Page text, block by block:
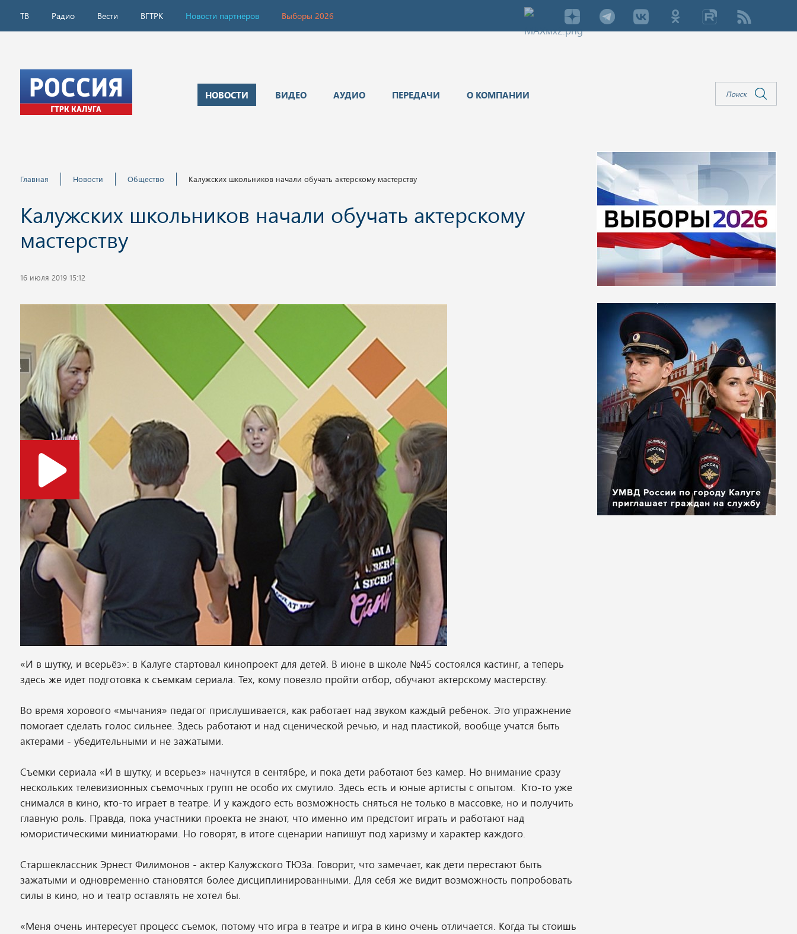
ТВ Радио Вести ВГТРК Новости партнёров Выборы 2026
НОВОСТИ ВИДЕО АУДИО ПЕРЕДАЧИ О КОМПАНИИ
Главная Новости Общество Калужских школьников начали обучать актерскому мастерству
Калужских школьников начали обучать актерскому
мастерству
16 июля 2019 15:12
«И в шутку, и всерьёз»: в Калуге стартовал кинопроект для детей. В июне в школе №45 состоялся кастинг, а теперь
здесь же идет подготовка к съемкам сериала. Тех, кому повезло пройти отбор, обучают актерскому мастерству.
Во время хорового «мычания» педагог прислушивается, как работает над звуком каждый ребенок. Это упражнение
помогает сделать голос сильнее. Здесь работают и над сценической речью, и над пластикой, вообще учатся быть
актерами - убедительными и не зажатыми.
Съемки сериала «И в шутку, и всерьез» начнутся в сентябре, и пока дети работают без камер. Но внимание сразу
нескольких телевизионных съемочных групп не особо их смутило. Здесь есть и юные артисты с опытом. Кто-то уже
снимался в кино, кто-то играет в театре. И у каждого есть возможность сняться не только в массовке, но и получить
главную роль. Правда, пока участники проекта не знают, что именно им предстоит играть и работают над
юмористическими миниатюрами. Но говорят, в итоге сценарии напишут под харизму и характер каждого.
Старшеклассник Эрнест Филимонов - актер Калужского ТЮЗа. Говорит, что замечает, как дети перестают быть
зажатыми и одновременно становятся более дисциплинированными. Для себя же видит возможность попробовать
силы в кино, но и театр оставлять не хотел бы.
«Меня очень интересует процесс съемок, потому что игра в театре и игра в кино очень отличается. Когда ты стоишь